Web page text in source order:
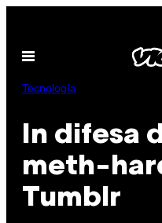
contenuto
Apri
Tecnología
In difesa
meth-
Tumblr